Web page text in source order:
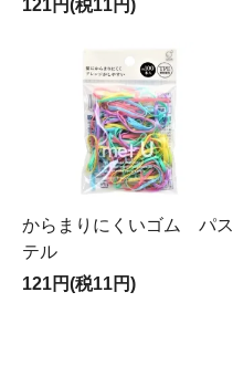
121円(税11円)
からまりにくいゴム パス
テル
121円(税11円)